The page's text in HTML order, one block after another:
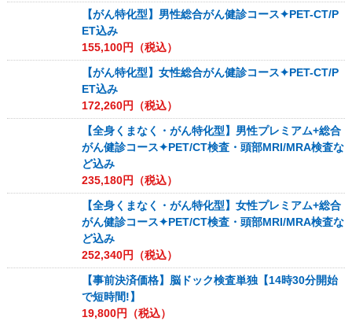
【がん特化型】男性総合がん健診コース✦PET-CT/P
ET込み
155,100円（税込）
【がん特化型】女性総合がん健診コース✦PET-CT/P
ET込み
172,260円（税込）
【全身くまなく・がん特化型】男性プレミアム+総合
がん健診コース✦PET/CT検査・頭部MRI/MRA検査な
ど込み
235,180円（税込）
【全身くまなく・がん特化型】女性プレミアム+総合
がん健診コース✦PET/CT検査・頭部MRI/MRA検査な
ど込み
252,340円（税込）
【事前決済価格】脳ドック検査単独【14時30分開始
で短時間!】
19,800円（税込）